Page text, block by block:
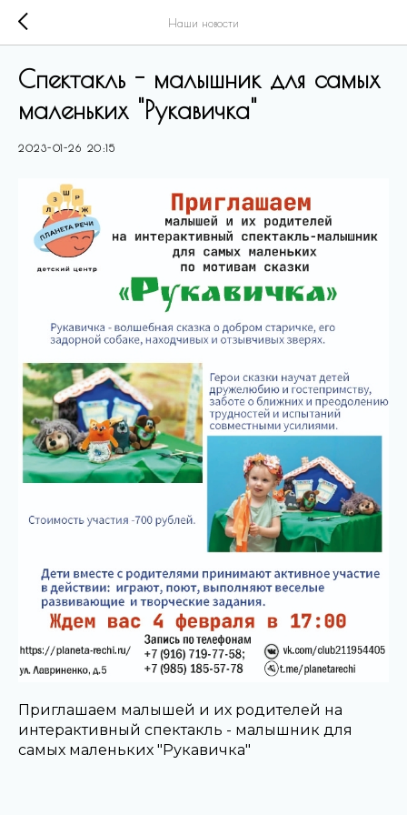
Наши новости
Спектакль - малышник для самых
маленьких "Рукавичка"
2023-01-26 20:15
Приглашаем малышей и их родителей на
интерактивный спектакль - малышник для
самых маленьких "Рукавичка"